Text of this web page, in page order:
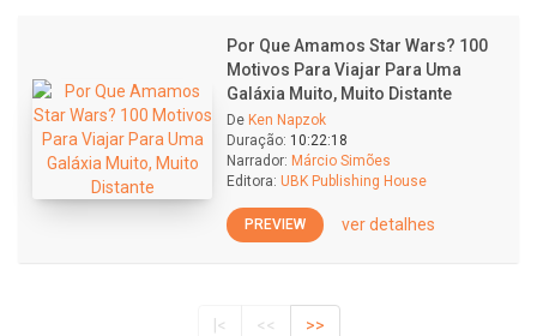
Por Que Amamos Star Wars? 100
Motivos Para Viajar Para Uma
Galáxia Muito, Muito Distante
De Ken Napzok
Duração: 10:22:18
Narrador: Márcio Simões
Editora: UBK Publishing House
PREVIEW ver detalhes
|< << >>